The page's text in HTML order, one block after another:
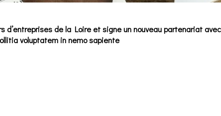
d’entreprises de la Loire et signe un nouveau partenariat
voluptatem in nemo sapiente